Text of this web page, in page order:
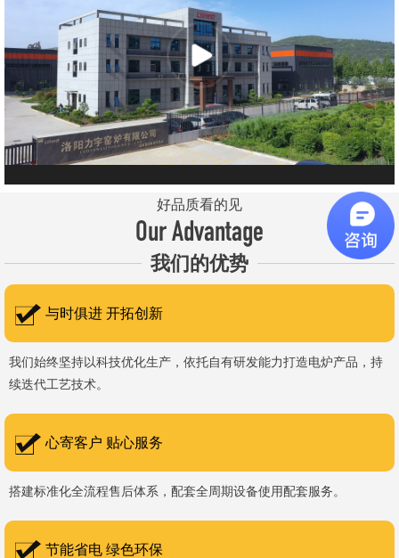
元件、高温窑具等。 历经二十余年市场积累，公司产品质量稳
定、性能可靠，应用场景覆盖高校、科研院所、工矿企业等领域，服
务于粉末、冶金、电子、煤炭、医药、陶瓷、玻璃、铝业、汽车、特
种新材料、耐火材料、新能源、航天航空、化工、金属烧结及金属热
处理等行业，产品覆盖国内多省市，并出口至海外多个国家和地
区。 近年来，公司通过理念更新、体制机制优化与科技创新，于
稳步增长，国内市场份额稳步提升，并获得质量诚信AAA 级企业荣
誉证书。 在产品技术方面，公司坚持精益求精、持续创新，自主
研发LYL系列节能精密型智能化电炉、窑炉产品，多项产品通过相关
权威认证。产品具备升温快、节能效果显著、温控精准、智能自动化
程度高、运行稳定、保温性能优良、全程电脑控制、可编程自动升降
盟CE认证。 公司凭借技术积累与产品优势，获得多项官方资质
认定：高新 技术企业、科技型中小企业、洛阳市企业研发中心（证
书编号：202207080）、河南省专精特新企业。 我们坚持以
科技促生产，以质量创品牌，以品牌创市场的战略发展，实现科学化
国内外新老客户前来参观洽谈，让我们携手，合作共赢，共创新未
来！洛阳新安工厂视频洛阳高新工厂视频
好品质看的见
Our Advantage
我们的优势
与时俱进 开拓创新
我们始终坚持以科技优化生产，依托自有研发能力打造电炉产品，持
续迭代工艺技术。
心寄客户 贴心服务
搭建标准化全流程售后体系，配套全周期设备使用配套服务。
节能省电 绿色环保